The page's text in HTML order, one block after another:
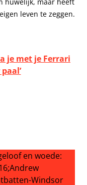
leven te zeggen.
je met je Ferrari